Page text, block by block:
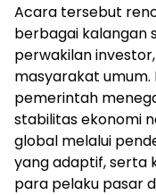
Acara tersebut
berbagai kalangan
perwakilan
masyarakat
pemerintah
stabilitas ekonomi
global melalui
yang adaptif, serta
para pelaku pasar